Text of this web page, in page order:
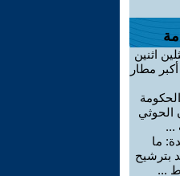
اثنين
مطار
الحوثي
...
ما
بترشيح
...